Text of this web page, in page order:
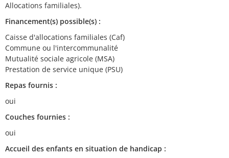
Allocations familiales).
Financement(s) possible(s) :
Caisse d'allocations familiales (Caf)
Commune ou l'intercommunalité
Mutualité sociale agricole (MSA)
Prestation de service unique (PSU)
Repas fournis :
oui
Couches fournies :
oui
Accueil des enfants en situation de handicap :